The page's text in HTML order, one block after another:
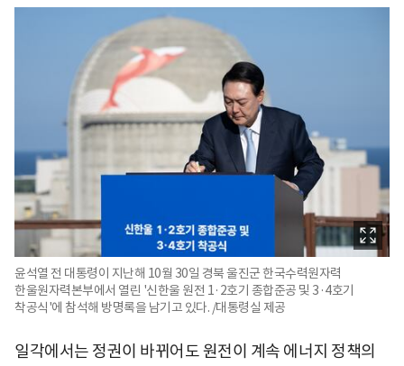
윤석열 전 대통령이 지난해 10월 30일 경북 울진군 한국수력원자력
한울원자력본부에서 열린 '신한울 원전 1·2호기 종합준공 및 3·4호기
착공식'에 참석해 방명록을 남기고 있다. /대통령실 제공
일각에서는 정권이 바뀌어도 원전이 계속 에너지 정책의